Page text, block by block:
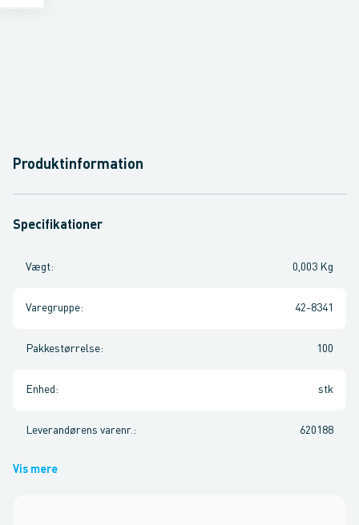
Produktinformation
Specifikationer
Vægt: 0,003 Kg
Varegruppe: 42-8341
Pakkestørrelse: 100
Enhed : stk
Leverandørens varenr. : 620188
Vis mere